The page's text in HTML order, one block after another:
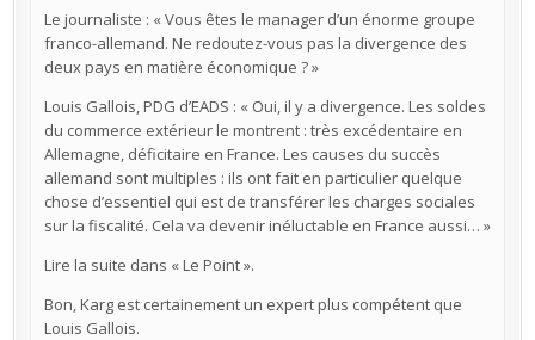
Le journaliste : « Vous êtes le manager d’un énorme groupe
franco-allemand. Ne redoutez-vous pas la divergence des
deux pays en matière économique ? »
Louis Gallois, PDG d’EADS : « Oui, il y a divergence. Les soldes
du commerce extérieur le montrent : très excédentaire en
Allemagne, déficitaire en France. Les causes du succès
allemand sont multiples : ils ont fait en particulier quelque
chose d’essentiel qui est de transférer les charges sociales
sur la fiscalité. Cela va devenir inéluctable en France aussi… »
Lire la suite dans « Le Point ».
Bon, Karg est certainement un expert plus compétent que
Louis Gallois.